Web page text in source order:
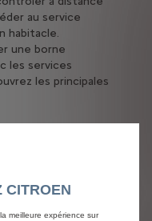
au service
habitacle.
une borne
les services
les principales
CITROEN
meilleure expérience sur